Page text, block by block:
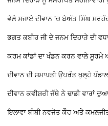
ਵੇਲੇ ਸਜਾਏ ਦੀਵਾਨ ’ਚ ਬੇਅੰਤ ਸਿੰਘ
ਭਗਤ ਕਬੀਰ ਜੀ ਦੇ ਜਨਮ ਦਿਹਾੜੇ ਦੀ
ਕਰਮ ਕਾਂਡਾਂ ਦਾ ਖੰਡਨ ਕਰਨ ਵਾਲੇ
ਦੀਵਾਨ ਦੀ ਸਮਾਪਤੀ ਉਪਰੰਤ ਖੁਲ੍ਹੇ
ਦੀਵਾਨ ਕਵੀਸ਼ਰੀ ਜੱਥੇ ਨੇ ਢਾਡੀ ਵਾਰਾਂ
ਇਲਾਵਾ ਬੀਬੀ ਨਵਜੋਤ ਕੌਰ ਅਤੇ